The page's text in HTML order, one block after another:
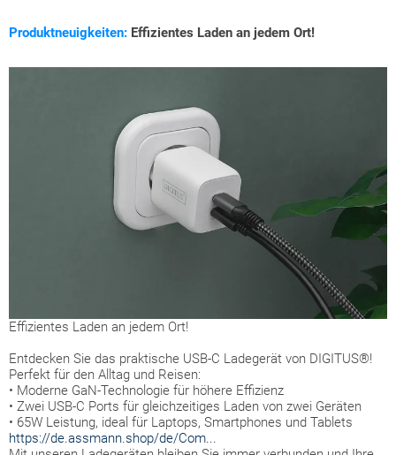
Produktneuigkeiten: Effizientes Laden an jedem Ort!
Effizientes Laden an jedem Ort!
Entdecken Sie das praktische USB-C Ladegerät von DIGITUS®!
Perfekt für den Alltag und Reisen:
• Moderne GaN-Technologie für höhere Effizienz
• Zwei USB-C Ports für gleichzeitiges Laden von zwei Geräten
• 65W Leistung, ideal für Laptops, Smartphones und Tablets
https://de.assmann.shop/de/Com...